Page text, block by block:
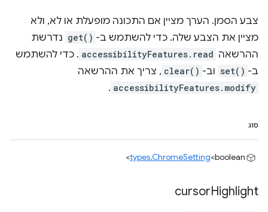
צבע הסמן. הערך מציין אם התכונה מופעלת או לא, ולא
מציין את הצבע שלה. כדי להשתמש ב- get() נדרשת
ההרשאה accessibilityFeatures.read . כדי להשתמש
ב- set() וב- clear() , צריך את ההרשאה
accessibilityFeatures.modify
.
סוג
types.ChromeSetting<boolean>
cursorHighlight